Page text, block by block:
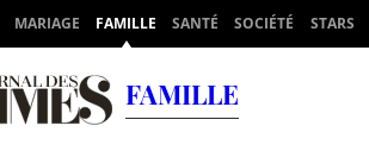
MARIAGE FAMILLE SANTÉ SOCIÉTÉ STARS
FAMILLE